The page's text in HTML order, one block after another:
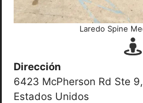
Laredo Spine
Dirección
6423 McPherson Rd Ste
Estados Unidos